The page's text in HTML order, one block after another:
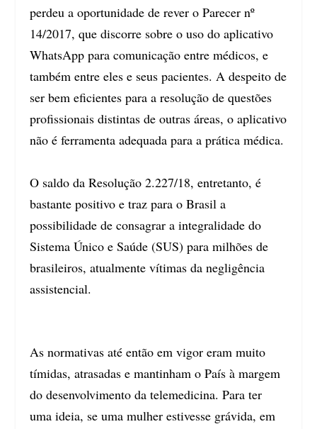
perdeu a oportunidade de rever o Parecer nº
14/2017, que discorre sobre o uso do aplicativo
WhatsApp para comunicação entre médicos, e
também entre eles e seus pacientes. A despeito de
ser bem eficientes para a resolução de questões
profissionais distintas de outras áreas, o aplicativo
não é ferramenta adequada para a prática médica.
O saldo da Resolução 2.227/18, entretanto, é
bastante positivo e traz para o Brasil a
possibilidade de consagrar a integralidade do
Sistema Único e Saúde (SUS) para milhões de
brasileiros, atualmente vítimas da negligência
assistencial.
As normativas até então em vigor eram muito
tímidas, atrasadas e mantinham o País à margem
do desenvolvimento da telemedicina. Para ter
uma ideia, se uma mulher estivesse grávida, em